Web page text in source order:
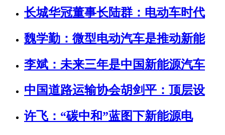
长城华冠董事长陆群：电动车时代
魏学勤：微型电动汽车是推动新能
李斌：未来三年是中国新能源汽车
中国道路运输协会胡剑平：顶层设
许飞：“碳中和”蓝图下新能源电